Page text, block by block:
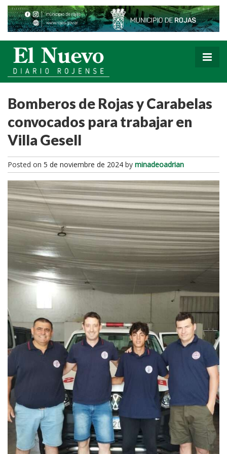
Bomberos de Rojas y Carabelas
convocados para trabajar en
Villa Gesell
Posted on 5 de noviembre de 2024 by minadeoadrian